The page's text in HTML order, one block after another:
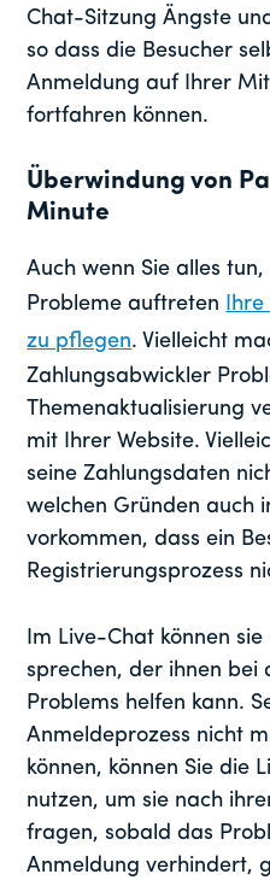
Chat-Sitzung Ängste
so dass die Besucher
Anmeldung auf Ihrer
fortfahren können.
Überwindung von
Minute
Auch wenn Sie alles
Probleme auftreten Ihre
zu pflegen. Vielleicht
Zahlungsabwickler
Themenaktualisierung
mit Ihrer Website.
seine Zahlungsdaten
welchen Gründen auch
vorkommen, dass ein
Registrierungsprozess
Im Live-Chat können
sprechen, der ihnen bei
Problems helfen kann.
Anmeldeprozess nicht
können, können Sie die
nutzen, um sie nach
fragen, sobald das
Anmeldung verhindert,